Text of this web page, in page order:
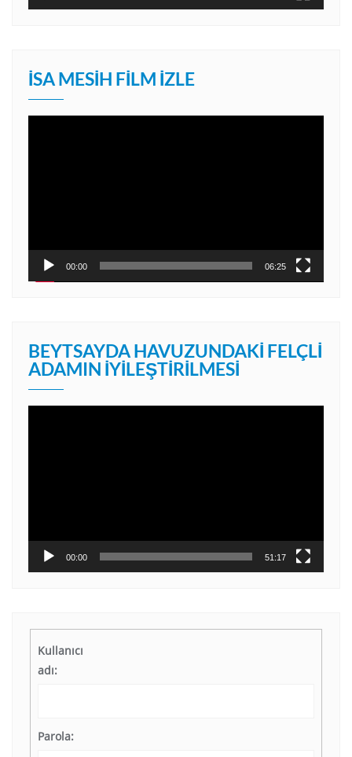
İSA MESIH FILM İZLE
00:00 06:25
BEYTSAYDA HAVUZUNDAKI FELÇLI
ADAMIN İYILEŞTIRILMESI
00:00 51:17
Kullanıcı
adı:
Parola: